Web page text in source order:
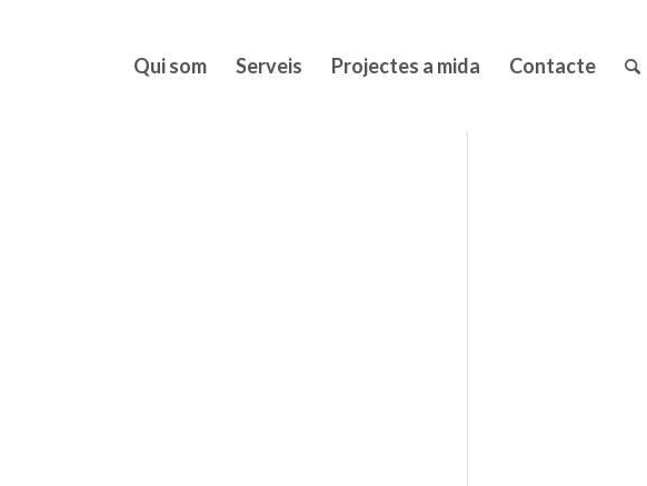
Qui som Serveis Projectes a mida Contacte